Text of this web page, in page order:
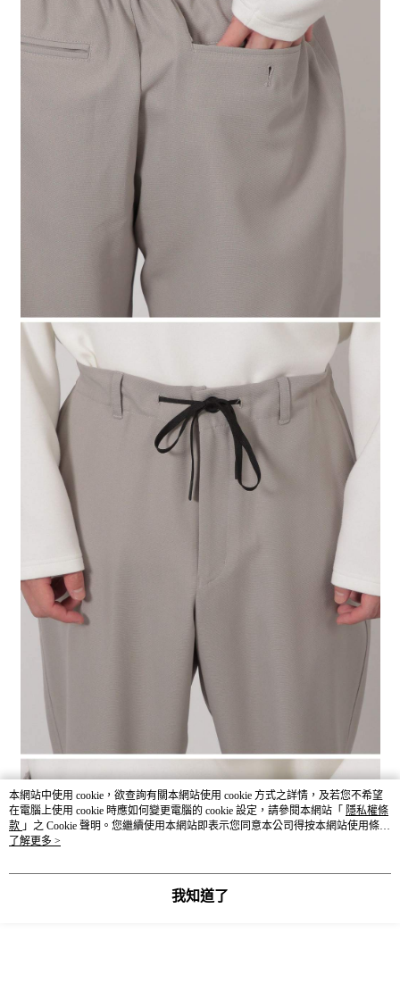
本網站中使用 cookie，欲查詢有關本網站使用 cookie 方式之詳情，及若您不希望
在電腦上使用 cookie 時應如何變更電腦的 cookie 設定，請參閱本網站「 隱私權條
款 」之 Cookie 聲明。您繼續使用本網站即表示您同意本公司得按本網站使用條款
之 Cookie 聲明使用 cookie。
了解更多 >
我知道了